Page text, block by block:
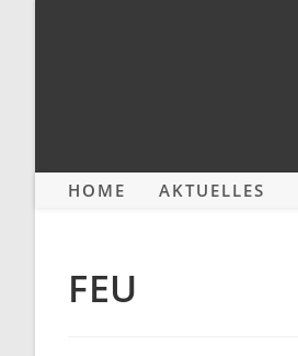
HOME AKTUELLES
FEU